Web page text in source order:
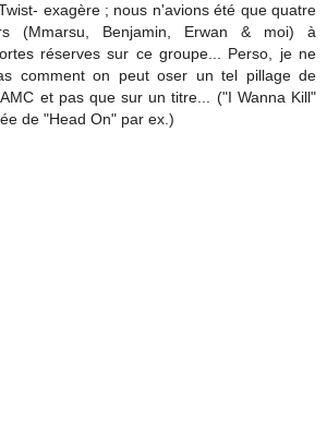
exagère ; nous n'avions été que quatre
(Mmarsu, Benjamin, Erwan & moi) à
réserves sur ce groupe... Perso, je ne
comment on peut oser un tel pillage de
et pas que sur un titre... ("I Wanna Kill"
de "Head On" par ex.)